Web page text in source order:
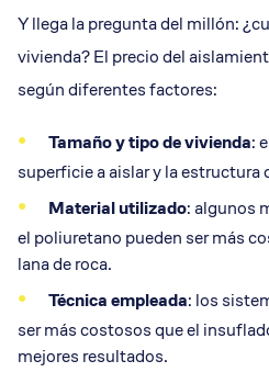
Y llega la pregunta del millón:
vivienda? El precio del
según diferentes factores:
Tamaño y tipo de vivienda:
superficie a aislar y la estructura
Material utilizado: algunos
el poliuretano pueden ser más
lana de roca.
Técnica empleada: los
ser más costosos que el
mejores resultados.